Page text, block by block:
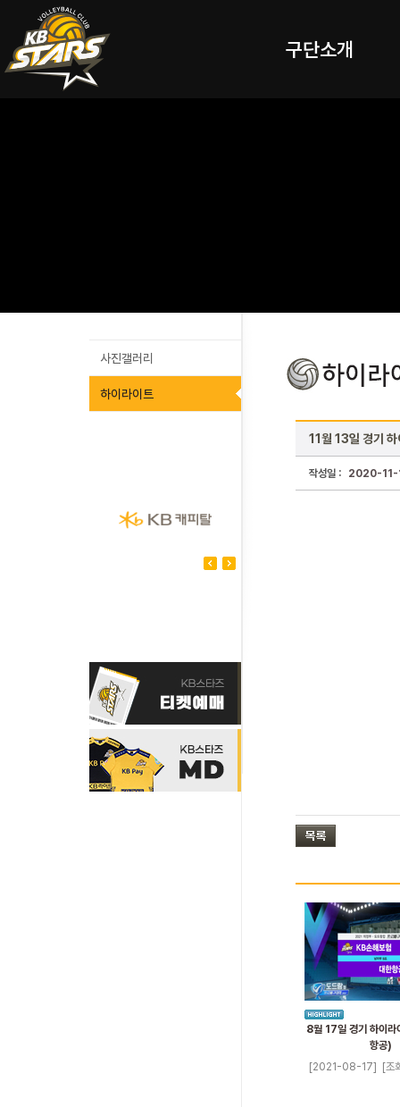
구단소개
사진갤러리
하이라이트
11월 13일 경기
작성일 : 2020-11-
8월 17일 경기 하이
항공)
[2021-08-17]
[조